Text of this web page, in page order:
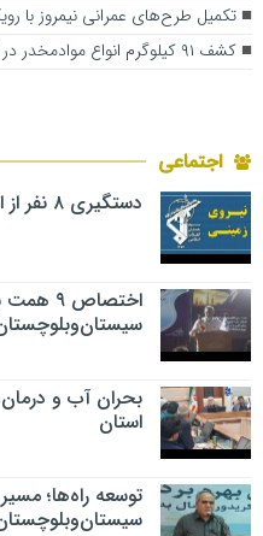
تکمیل طرح‌های عمرانی نیمروز با
کشف ۹۱ کیلوگرم انواع موادمخدر در شهرستان زاهدان
اجتماعی
دستگیری ۸ نفر از اشرار مسلح
بحران آب و
استان
توسعه راه‌ها؛